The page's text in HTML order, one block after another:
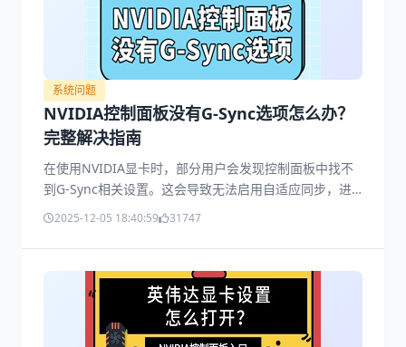
关注的是，服役20年的NVIDIA控制面板正式退役，全部
功能迁移至NVIDIA App。
系统问题
NVIDIA控制面板没有G-Sync选项怎么办？
完整解决指南
在使用NVIDIA显卡时，部分用户会发现控制面板中找不
到G-Sync相关设置。这会导致无法启用自适应同步，进
而出现画面撕裂、刷新率不同步等问题。今天就教大家一
2025-12-05 18:40:59 31747